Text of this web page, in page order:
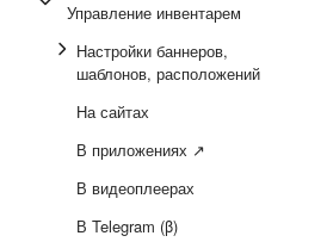
Управление инвентарем
Настройки баннеров,
шаблонов, расположений
На сайтах
В приложениях ↗
В видеоплеерах
В Telegram (β)